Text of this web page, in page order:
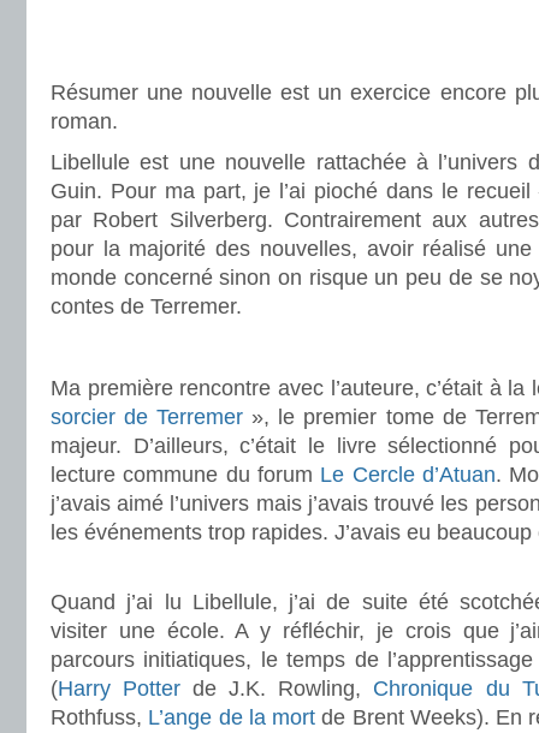
Résumer une nouvelle est un exercice encore
roman.
Libellule est une nouvelle rattachée à l’univers
Guin. Pour ma part, je l’ai pioché dans le
par Robert Silverberg. Contrairement aux
pour la majorité des nouvelles, avoir réalisé
monde concerné sinon on risque un peu de se
contes de Terremer.
Ma première rencontre avec l’auteure, c’était à
sorcier de Terremer », le premier tome de
majeur. D’ailleurs, c’était le livre sélectionné
lecture commune du forum Le Cercle d’Atuan.
j’avais aimé l’univers mais j’avais trouvé les
les événements trop rapides. J’avais eu beaucoup
Quand j’ai lu Libellule, j’ai de suite été
visiter une école. A y réfléchir, je crois que
parcours initiatiques, le temps de
(Harry Potter de J.K. Rowling, Chronique du
Rothfuss, L’ange de la mort de Brent Weeks). En